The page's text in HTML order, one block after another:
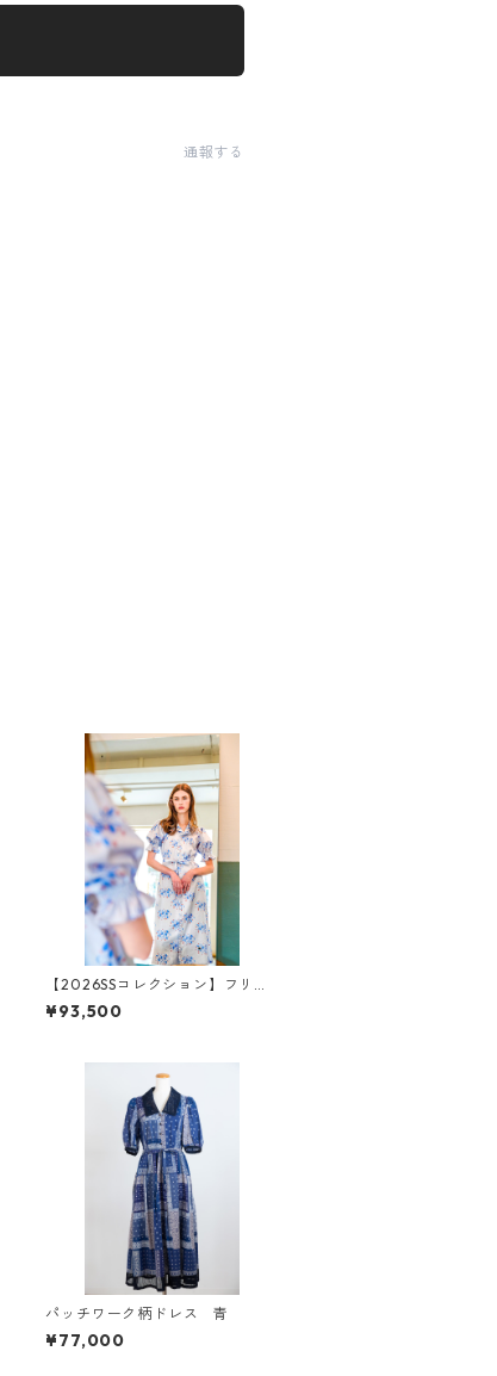
通報する
【2026SSコレクション】フリル
ワンピース ブルーリーブス柄
¥93,500
パッチワーク柄ドレス 青
¥77,000